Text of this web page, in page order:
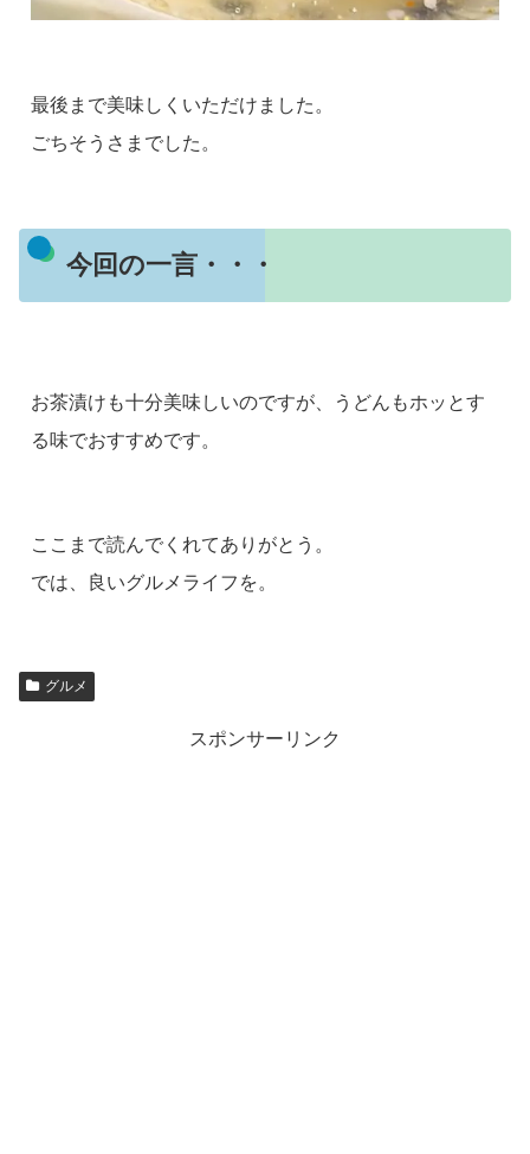
最後まで美味しくいただけました。
ごちそうさまでした。
今回の一言・・・
お茶漬けも十分美味しいのですが、うどんもホッとす
る味でおすすめです。
ここまで読んでくれてありがとう。
では、良いグルメライフを。
グルメ
スポンサーリンク